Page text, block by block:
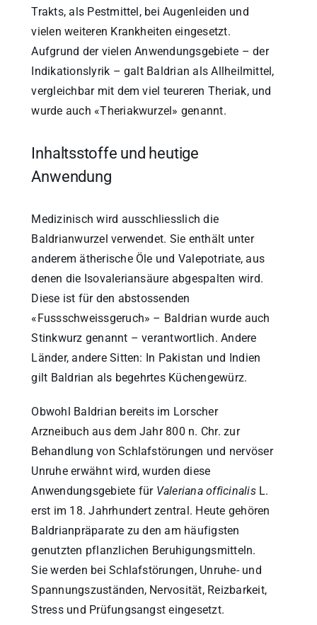
Trakts, als Pestmittel, bei Augenleiden und
vielen weiteren Krankheiten eingesetzt.
Aufgrund der vielen Anwendungsgebiete – der
Indikationslyrik – galt Baldrian als Allheilmittel,
vergleichbar mit dem viel teureren Theriak, und
wurde auch «Theriakwurzel» genannt.
Inhaltsstoffe und heutige
Anwendung
Medizinisch wird ausschliesslich die
Baldrianwurzel verwendet. Sie enthält unter
anderem ätherische Öle und Valepotriate, aus
denen die Isovaleriansäure abgespalten wird.
Diese ist für den abstossenden
«Fussschweissgeruch» – Baldrian wurde auch
Stinkwurz genannt – verantwortlich. Andere
Länder, andere Sitten: In Pakistan und Indien
gilt Baldrian als begehrtes Küchengewürz.
Obwohl Baldrian bereits im Lorscher
Arzneibuch aus dem Jahr 800 n. Chr. zur
Behandlung von Schlafstörungen und nervöser
Unruhe erwähnt wird, wurden diese
Anwendungsgebiete für Valeriana officinalisL.
erst im 18. Jahrhundert zentral. Heute gehören
Baldrianpräparate zu den am häufigsten
genutzten pflanzlichen Beruhigungsmitteln.
Sie werden bei Schlafstörungen, Unruhe- und
Spannungszuständen, Nervosität, Reizbarkeit,
Stress und Prüfungsangst eingesetzt.